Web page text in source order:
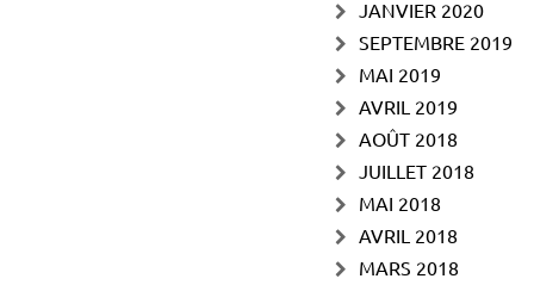
JANVIER 2020
SEPTEMBRE 2019
MAI 2019
AVRIL 2019
AOÛT 2018
JUILLET 2018
MAI 2018
AVRIL 2018
MARS 2018